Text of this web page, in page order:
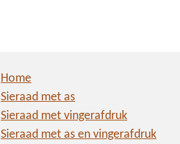
Home
Sieraad met as
Sieraad met vingerafdruk
Sieraad met as en vingerafdruk